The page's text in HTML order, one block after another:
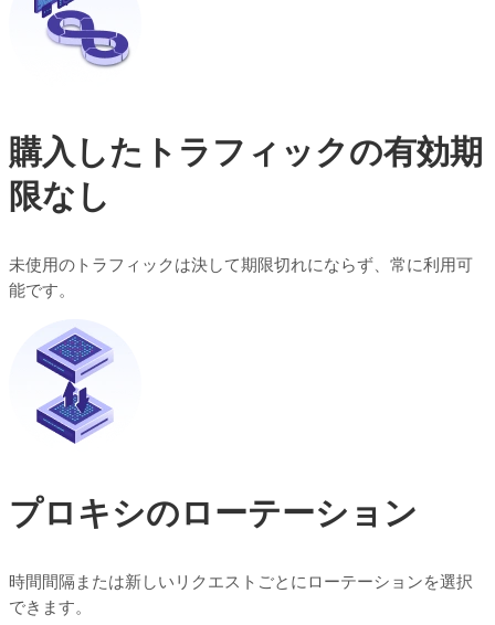
購入したトラフィックの有効期
限なし
未使用のトラフィックは決して期限切れにならず、常に利用可
能です。
プロキシのローテーション
時間間隔または新しいリクエストごとにローテーションを選択
できます。